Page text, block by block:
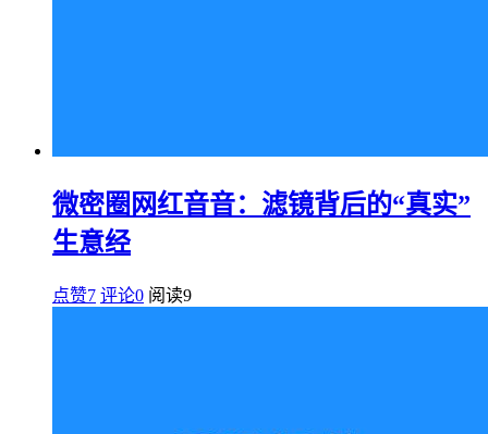
微密圈网红音音：滤镜背后的“真实”
生意经
点赞7 评论0 阅读9